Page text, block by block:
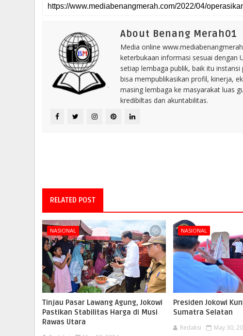
About Benang Merah01
Media online
keterbukaan informasi sesuai dengan
setiap lembaga publik, baik itu
bisa mempublikasikan profil, kinerja,
masing lembaga ke masyarakat luas
kredibiltas dan akuntabilitas.
RELATED POST
NASIONAL
Tinjau Pasar Lawang Agung, Jokowi
Pastikan Stabilitas Harga di Musi
Rawas Utara
NASIONAL
Presiden Jokowi
Sumatra Selatan
Redaksi May 30,